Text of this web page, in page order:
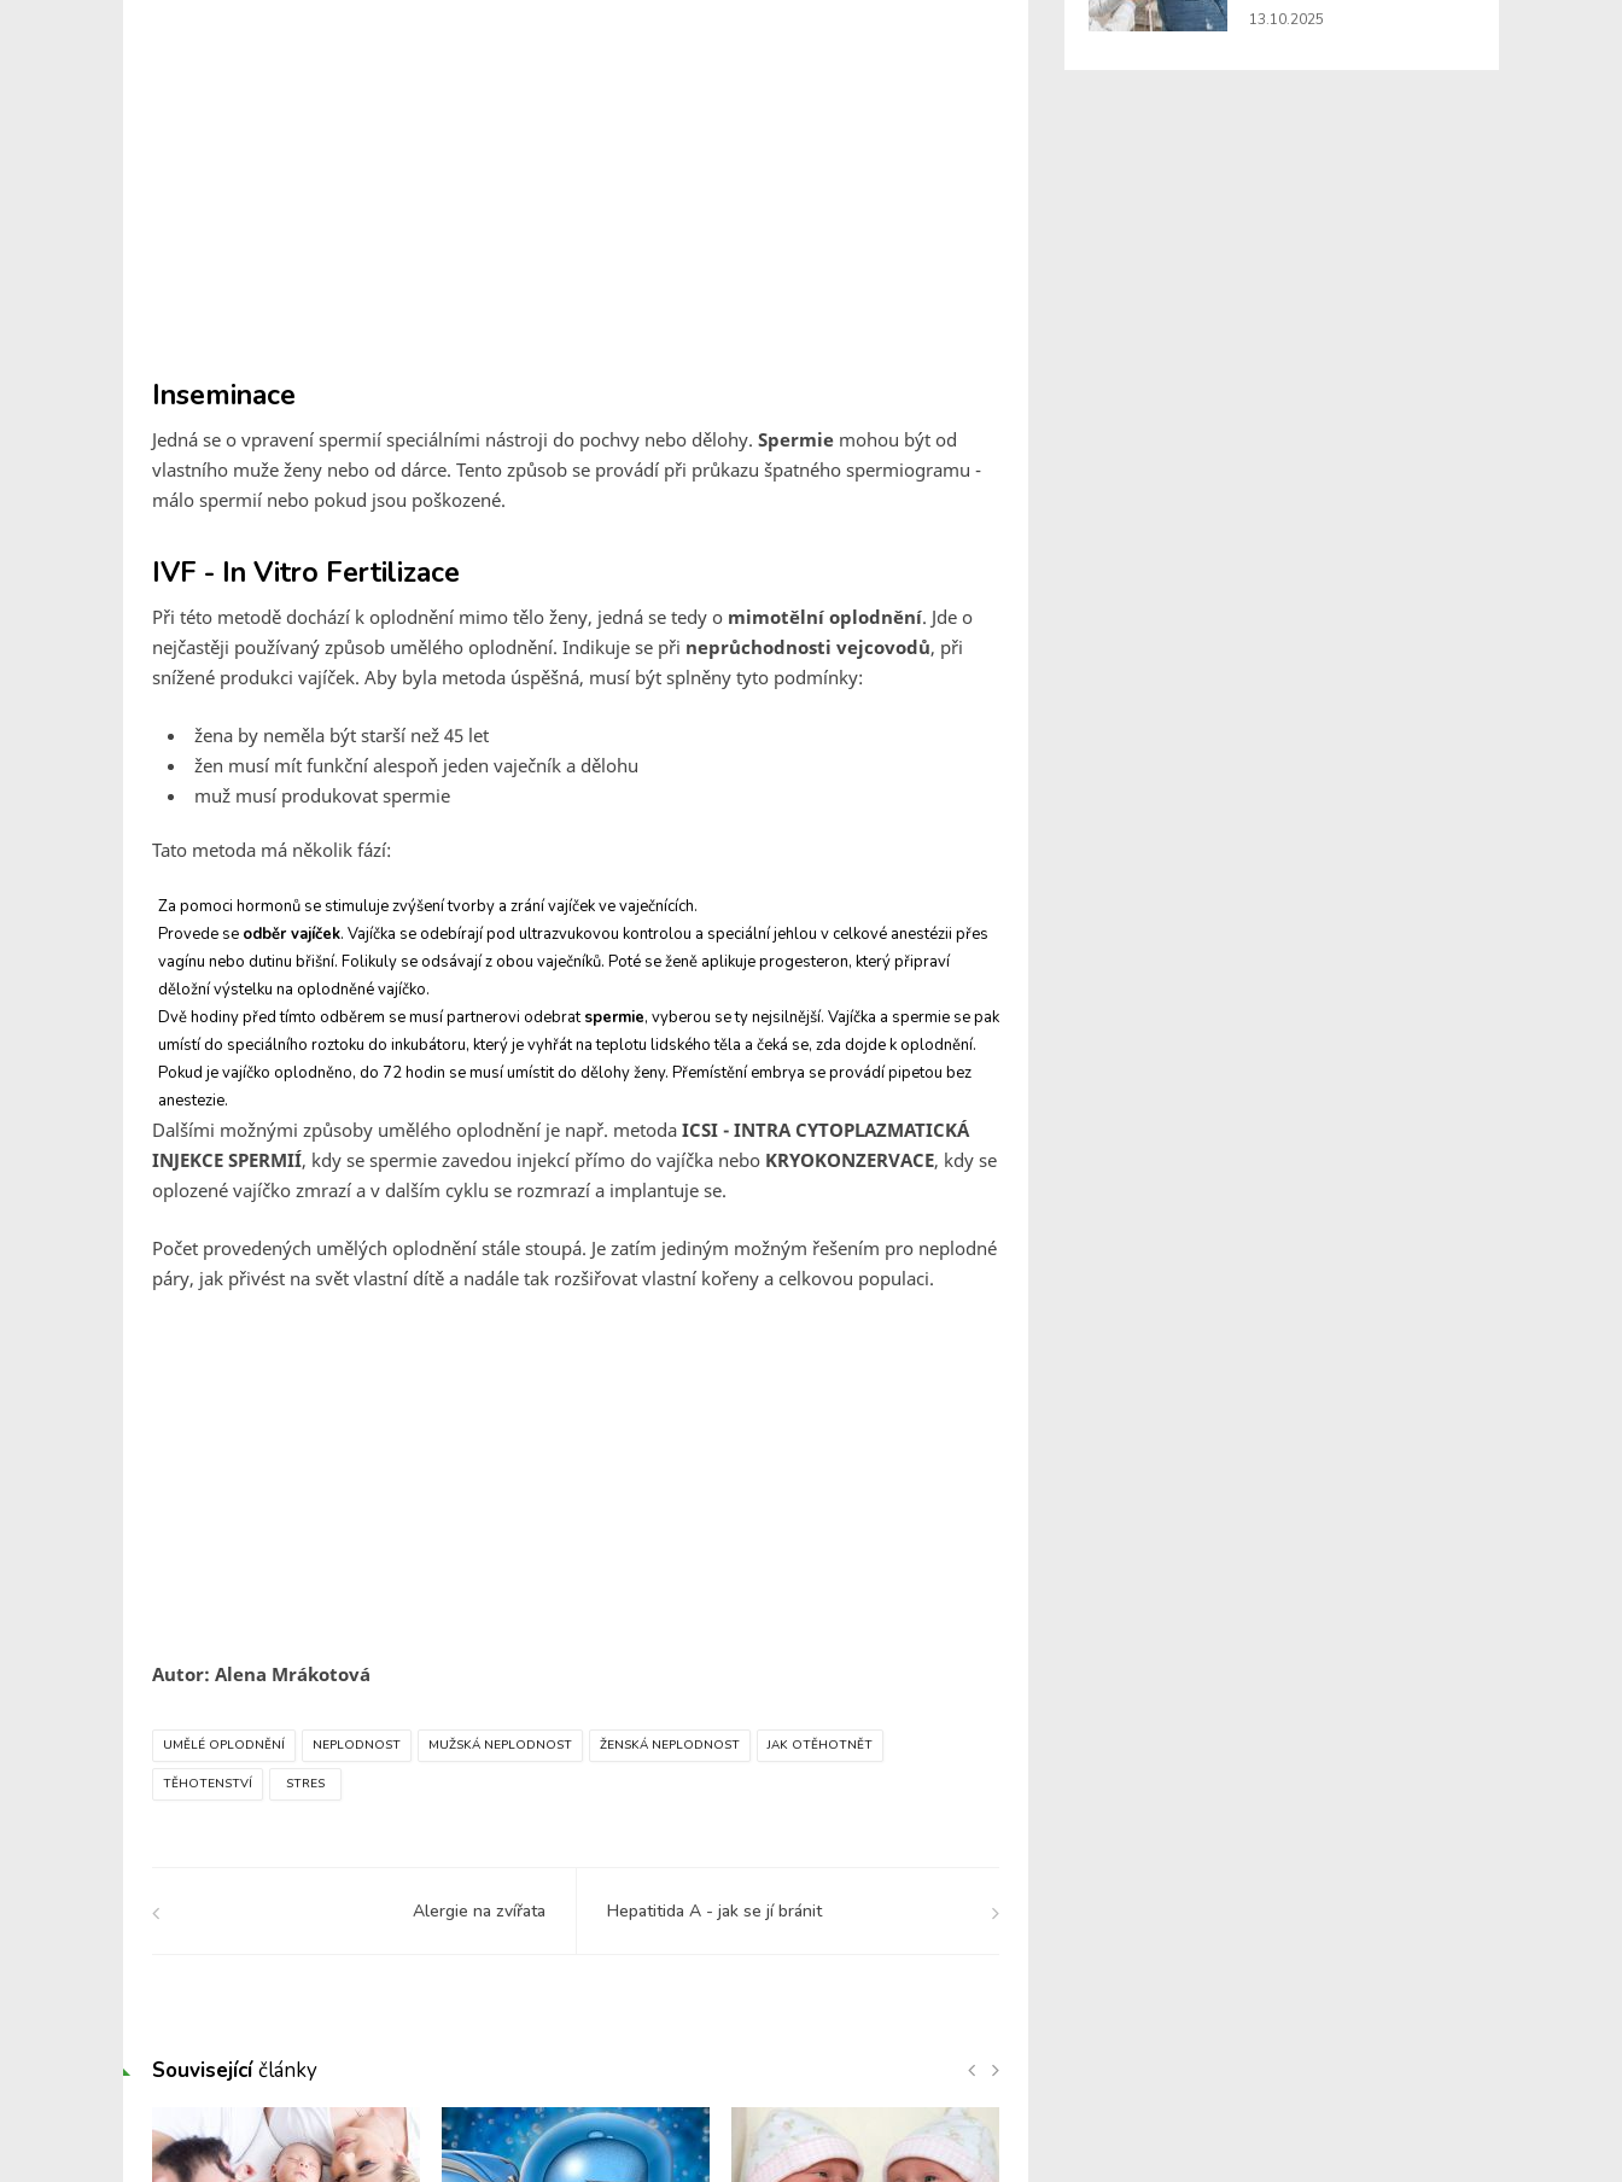
Inseminace
Jedná se o vpravení spermií speciálními nástroji do pochvy nebo dělohy. Spermie mohou být od
vlastního muže ženy nebo od dárce. Tento způsob se provádí při průkazu špatného spermiogramu -
málo spermií nebo pokud jsou poškozené.
IVF - In Vitro Fertilizace
Při této metodě dochází k oplodnění mimo tělo ženy, jedná se tedy o mimotělní oplodnění. Jde o
nejčastěji používaný způsob umělého oplodnění. Indikuje se při neprůchodnosti vejcovodů, při
snížené produkci vajíček. Aby byla metoda úspěšná, musí být splněny tyto podmínky:
žena by neměla být starší než 45 let
žen musí mít funkční alespoň jeden vaječník a dělohu
muž musí produkovat spermie
Tato metoda má několik fází:
Za pomoci hormonů se stimuluje zvýšení tvorby a zrání vajíček ve vaječnících.
Provede se odběr vajíček. Vajíčka se odebírají pod ultrazvukovou kontrolou a speciální jehlou v celkové anestézii přes
vagínu nebo dutinu břišní. Folikuly se odsávají z obou vaječníků. Poté se ženě aplikuje progesteron, který připraví
děložní výstelku na oplodněné vajíčko.
Dvě hodiny před tímto odběrem se musí partnerovi odebratspermie, vyberou se ty nejsilnější. Vajíčka a spermie se pak
umístí do speciálního roztoku do inkubátoru, který je vyhřát na teplotu lidského těla a čeká se, zda dojde k oplodnění.
Pokud je vajíčko oplodněno, do 72 hodin se musí umístit do dělohy ženy. Přemístění embrya se provádí pipetou bez
anestezie.
Dalšími možnými způsoby umělého oplodnění je např. metoda ICSI - INTRA CYTOPLAZMATICKÁ
INJEKCE SPERMIÍ, kdy se spermie zavedou injekcí přímo do vajíčka nebo KRYOKONZERVACE, kdy se
oplozené vajíčko zmrazí a v dalším cyklu se rozmrazí a implantuje se.
Počet provedených umělých oplodnění stále stoupá. Je zatím jediným možným řešením pro neplodné
páry, jak přivést na svět vlastní dítě a nadále tak rozšiřovat vlastní kořeny a celkovou populaci.
Autor: Alena Mrákotová
UMĚLÉ OPLODNĚNÍ NEPLODNOST MUŽSKÁ NEPLODNOST ŽENSKÁ NEPLODNOST JAK OTĚHOTNĚT
TĚHOTENSTVÍ STRES
Alergie na zvířata Hepatitida A - jak se jí bránit
13.10.2025
Souvisejícíčlánky